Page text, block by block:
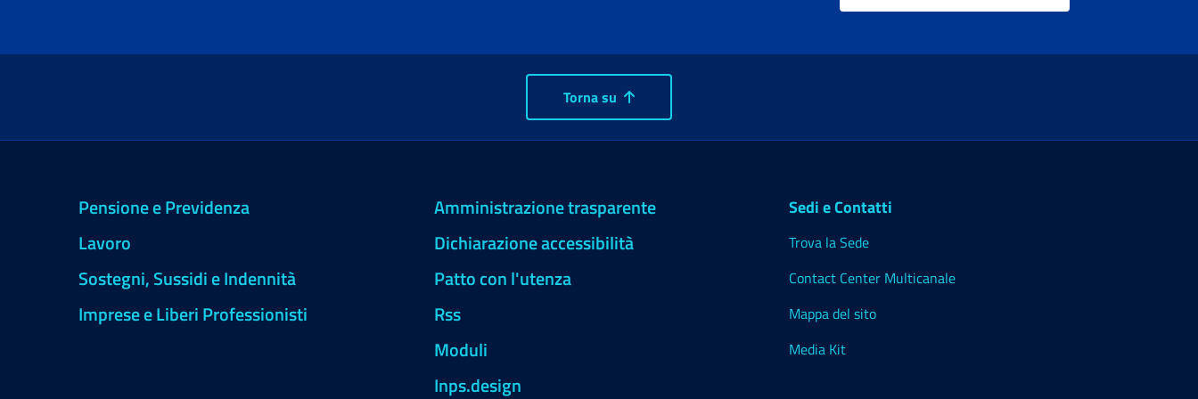
Torna su
Pensione e Previdenza
Lavoro
Sostegni, Sussidi e Indennità
Imprese e Liberi Professionisti
Amministrazione trasparente
Dichiarazione accessibilità
Patto con l'utenza
Rss
Moduli
Inps.design
Sedi e Contatti
Trova la Sede
Contact Center Multicanale
Mappa del sito
Media Kit